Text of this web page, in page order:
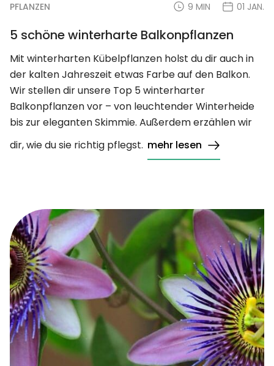
PFLANZEN 9 MIN 01 JAN.
5 schöne winterharte Balkonpflanzen
Mit winterharten Kübelpflanzen holst du dir auch in
der kalten Jahreszeit etwas Farbe auf den Balkon.
Wir stellen dir unsere Top 5 winterharter
Balkonpflanzen vor – von leuchtender Winterheide
bis zur eleganten Skimmie. Außerdem erzählen wir
dir, wie du sie richtig pflegst. mehr lesen